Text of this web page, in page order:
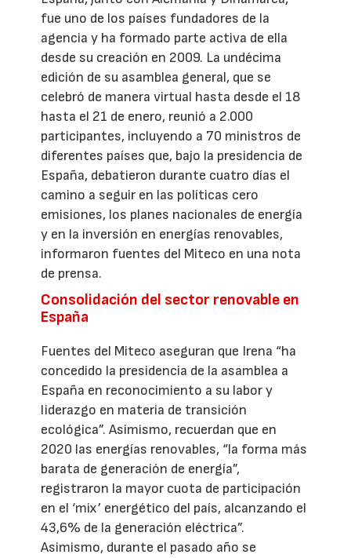
fue uno de los países fundadores de la
agencia y ha formado parte activa de ella
desde su creación en 2009. La undécima
edición de su asamblea general, que se
celebró de manera virtual hasta desde el 18
hasta el 21 de enero, reunió a 2.000
participantes, incluyendo a 70 ministros de
diferentes países que, bajo la presidencia de
España, debatieron durante cuatro días el
camino a seguir en las políticas cero
emisiones, los planes nacionales de energía
y en la inversión en energías renovables,
informaron fuentes del Miteco en una nota
de prensa.
Consolidación del sector renovable en
España
Fuentes del Miteco aseguran que Irena “ha
concedido la presidencia de la asamblea a
España en reconocimiento a su labor y
liderazgo en materia de transición
ecológica”. Asimismo, recuerdan que en
2020 las energías renovables, “la forma más
barata de generación de energía”,
registraron la mayor cuota de participación
en el ‘mix’ energético del país, alcanzando el
43,6% de la generación eléctrica”.
Asimismo, durante el pasado año se